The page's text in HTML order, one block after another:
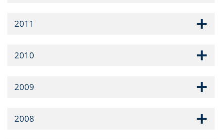
2011
2010
2009
2008